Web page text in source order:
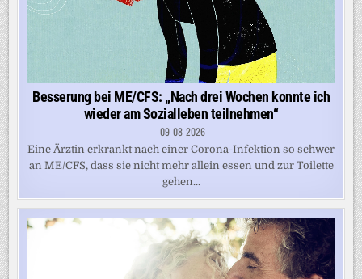
Besserung bei ME/CFS: „Nach drei Wochen konnte ich
wieder am Sozialleben teilnehmen“
09-08-2026
Eine Ärztin erkrankt nach einer Corona-Infektion so schwer
an ME/CFS, dass sie nicht mehr allein essen und zur Toilette
gehen...